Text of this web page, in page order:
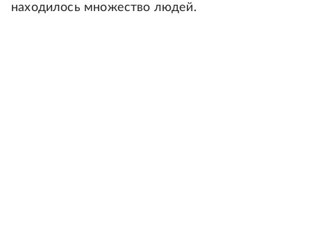
находилось множество людей.